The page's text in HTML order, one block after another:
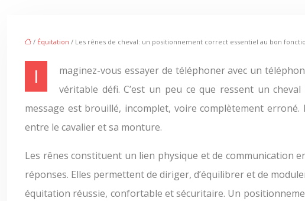
/ Équitation / Les rênes de cheval: un positionnement correct essentiel au bon
Imaginez-vous essayer de téléphoner avec un téléphone dont le fil est constamment emmêlé. La frustration monte rapidement et la communication devient un
véritable défi. C’est un peu ce que ressent un
message est brouillé, incomplet, voire complètement
entre le cavalier et sa monture.
Les rênes constituent un lien physique et de communication
réponses. Elles permettent de diriger, d’équilibrer et de
équitation réussie, confortable et sécuritaire. Un